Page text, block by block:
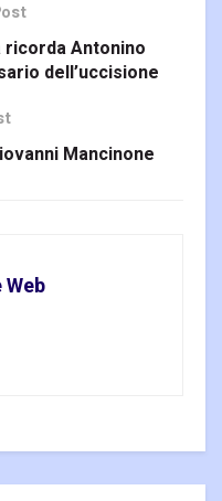
Antonino
dell’uccisione
Mancinone